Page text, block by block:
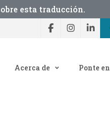
esta traducción.
Acerca de Ponte